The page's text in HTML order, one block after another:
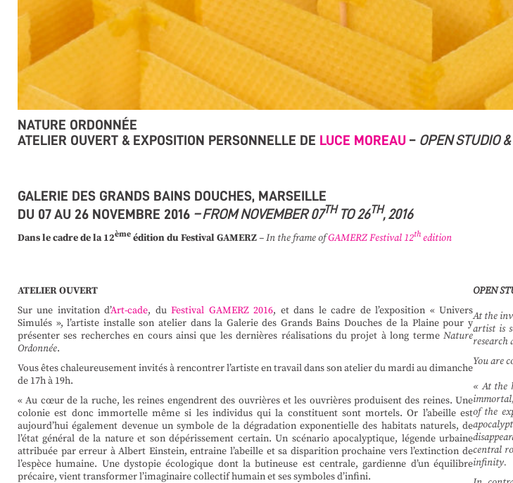
NATURE ORDONNÉE
ATELIER OUVERT & EXPOSITION PERSONNELLE DE LUCE MOREAU – OPEN STUDIO &
GALERIE DES GRANDS BAINS DOUCHES, MARSEILLE
DU 07 AU 26 NOVEMBRE 2016 –FROM NOVEMBER 07THTO 26TH, 2016
Dans le cadre de la12ème édition du Festival GAMERZ– In the frame ofGAMERZ Festival 12thedition
ATELIER OUVERT
Sur une invitation d’Art-cade, duFestival GAMERZ 2016, et dans le cadre de l’exposition « Univers
Simulés », l’artiste installe son atelier dans la Galerie des Grands Bains Douches de la Plaine pour y
présenter ses recherches en cours ainsi que les dernières réalisations du projet à long terme Nature
Ordonnée.
Vous êtes chaleureusement invités à rencontrer l’artiste en travail dans son atelier du mardi au dimanche
de 17h à 19h.
« Au cœur de la ruche, les reines engendrent des ouvrières et les ouvrières produisent des reines. Une
colonie est donc immortelle même si les individus qui la constituent sont mortels. Or l’abeille est
aujourd’hui également devenue un symbole de la dégradation exponentielle des habitats naturels, de
l’état général de la nature et son dépérissement certain. Un scénario apocalyptique, légende urbaine
attribuée par erreur à Albert Einstein, entraine l’abeille et sa disparition prochaine vers l’extinction de
l’espèce humaine. Une dystopie écologique dont la butineuse est centrale, gardienne d’un équilibre
précaire, vient transformer l’imaginaire collectif humain et ses symboles d’infini.
OPEN
At the
artist is
research
You are
« At the
of the
central
infinity.